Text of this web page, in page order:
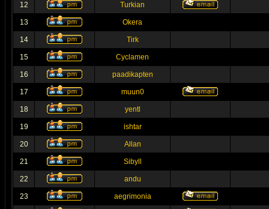
12 Turkian
13 Okera
14 Tirk
15 Cyclamen
16 paadikapten
17 muun0
18 yentl
19 ishtar
20 Allan
21 Sibyll
22 andu
23 aegrimonia